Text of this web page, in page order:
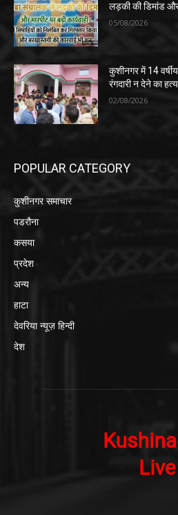
लड़की की डिमांड और
05/08/2026
कुशीनगर में 14
रंगदारी न देने का
02/08/2026
POPULAR CATEGORY
कुशीनगर समाचार
पडरौना
कसया
प्रदेश
अन्य
हाटा
देवरिया न्यूज़ हिन्दी
देश